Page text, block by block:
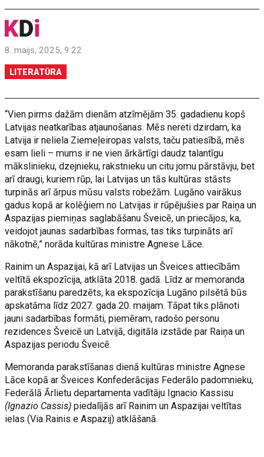
8. maijs, 2025, 9:22
LITERATŪRA
“Vien pirms dažām dienām atzīmējām 35. gadadienu kopš
Latvijas neatkarības atjaunošanas. Mēs nereti dzirdam, ka
Latvija ir neliela Ziemeļeiropas valsts, taču patiesībā, mēs
esam lieli – mums ir ne vien ārkārtīgi daudz talantīgu
mākslinieku, dzejnieku, rakstnieku un citu jomu pārstāvju, bet
arī draugi, kuriem rūp, lai Latvijas un tās kultūras stāsts
turpinās arī ārpus mūsu valsts robežām. Lugāno vairākus
gadus kopā ar kolēģiem no Latvijas ir rūpējušies par Raiņa un
Aspazijas piemiņas saglabāšanu Šveicē, un priecājos, ka,
veidojot jaunas sadarbības formas, tas tiks turpināts arī
nākotnē,” norāda kultūras ministre Agnese Lāce.
Rainim un Aspazijai, kā arī Latvijas un Šveices attiecībām
veltītā ekspozīcija, atklāta 2018. gadā. Līdz ar memoranda
parakstīšanu paredzēts, ka ekspozīcija Lugāno pilsētā būs
apskatāma līdz 2027. gada 20. maijam. Tāpat tiks plānoti
jauni sadarbības formāti, piemēram, radošo personu
rezidences Šveicē un Latvijā, digitāla izstāde par Raiņa un
Aspazijas periodu Šveicē.
Memoranda parakstīšanas dienā kultūras ministre Agnese
Lāce kopā ar Šveices Konfederācijas Federālo padomnieku,
Federālā Ārlietu departamenta vadītāju Ignacio Kassisu
(Ignazio Cassis) piedalījās arī Rainim un Aspazijai veltītas
ielas (Via Rainis e Aspazij) atklāšanā.